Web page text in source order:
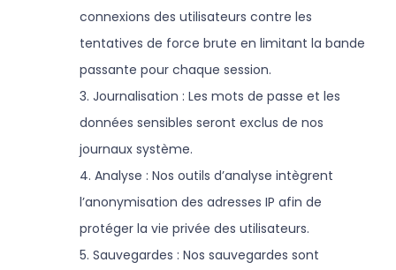
connexions des utilisateurs contre les
tentatives de force brute en limitant la bande
passante pour chaque session.
3. Journalisation : Les mots de passe et les
données sensibles seront exclus de nos
journaux système.
4. Analyse : Nos outils d’analyse intègrent
l’anonymisation des adresses IP afin de
protéger la vie privée des utilisateurs.
5. Sauvegardes : Nos sauvegardes sont